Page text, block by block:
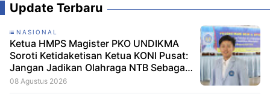
Update Terbaru
NASIONAL
Ketua HMPS Magister PKO UNDIKMA
Soroti Ketidaketisan Ketua KONI Pusat:
Jangan Jadikan Olahraga NTB Sebagai
Arena Kepentingan Sesaat
08 Agustus 2026